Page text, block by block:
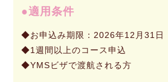
適用条件
◆お申込み期限：2026年12月31日
◆1週間以上のコース申込
◆YMSビザで渡航される方